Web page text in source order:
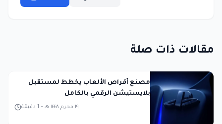
مقالات ذات صلة
مصنع أقراص الألعاب يخطط لمستقبل
بلايستيشن الرقمي بالكامل
1 دقيقة - ١٩ محرم ١٤٤٨ هـ